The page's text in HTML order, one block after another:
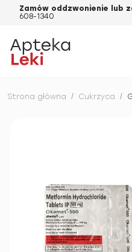
Zamów oddzwonienie lub
608-1340
Strona główna / Cukrzyca /